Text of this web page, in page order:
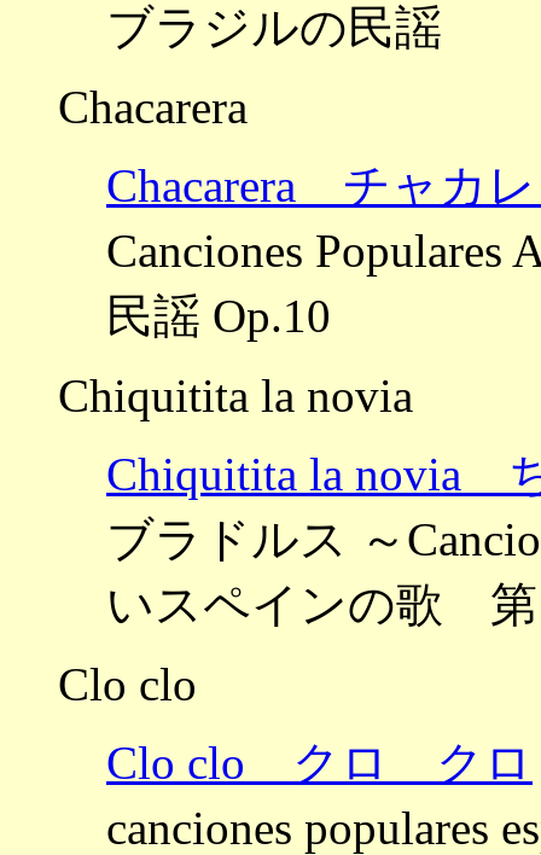
ブラジルの民謡
Chacarera
Chacarera チャカ
Canciones
民謡 Op.10
Chiquitita la novia
Chiquitita la novia
ブラドルス ～
いスペインの歌
Clo clo
Clo clo クロ クロ
canciones populares